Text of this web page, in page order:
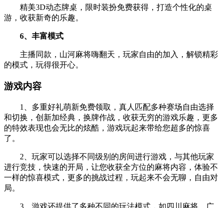
精美3D动态牌桌，限时装扮免费获得，打造个性化的桌
游，收获新奇的乐趣。
6、丰富模式
主播同款，山河麻将嗨翻天，玩家自由的加入，解锁精彩
的模式，玩得很开心。
游戏内容
1、多重好礼萌新免费领取，真人匹配多种赛场自由选择
和切换，创新加经典，换牌作战，收获无穷的游戏乐趣，更多
的特效表现也会无比的炫酷，游戏玩起来带给您超多的惊喜
了。
2、玩家可以选择不同级别的房间进行游戏，与其他玩家
进行竞技，快速的开局，让您收获全方位的麻将内容，体验不
一样的惊喜模式，更多的挑战过程，玩起来不会无聊，自由对
局。
3、游戏还提供了多种不同的玩法模式，如四川麻将、广